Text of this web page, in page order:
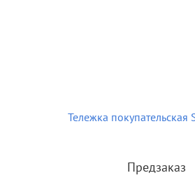
Тележка покупательская
Предзаказ